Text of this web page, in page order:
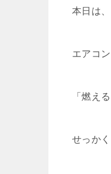
本日は
エアコ
「燃え
せっか